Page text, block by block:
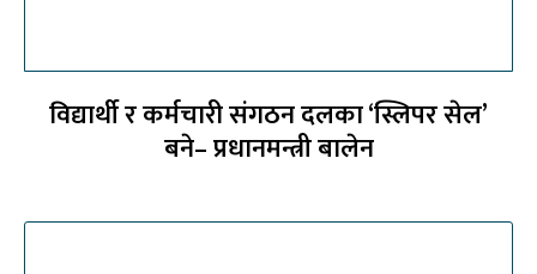
विद्यार्थी र कर्मचारी संगठन दलका ‘स्लिपर सेल’
बने– प्रधानमन्त्री बालेन